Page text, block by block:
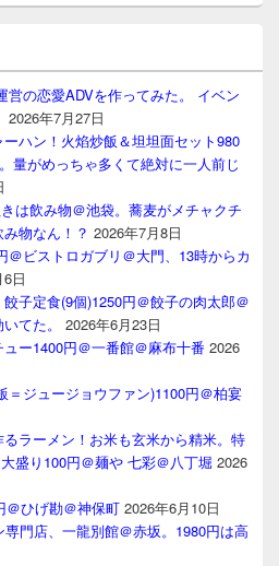
営の恋愛ADVを作ってみた。 イベン
2026年7月27日
ハン！火焰炒飯＆坦坦面セット980
量がめっちゃ多くて絶対に一人前じ
は飲み物＠池袋。蕎麦がメチャクチ
物なん！？ 2026年7月8日
＠ビストロガブリ＠大門、13時からカ
日
子定食(9個)1250円＠餃子の肉太郎＠
てた。
2026年6月23日
ー1400円＠一番館＠麻布十番 2026
＝ジュージョウファン)1100円＠柏宴
ラーメン！お米も玄米から精米。特
盛り100円＠麺や 七彩＠八丁堀 2026
＠ひげ勘＠神保町 2026年6月10日
門店、一龍別館＠赤坂。1980円は高